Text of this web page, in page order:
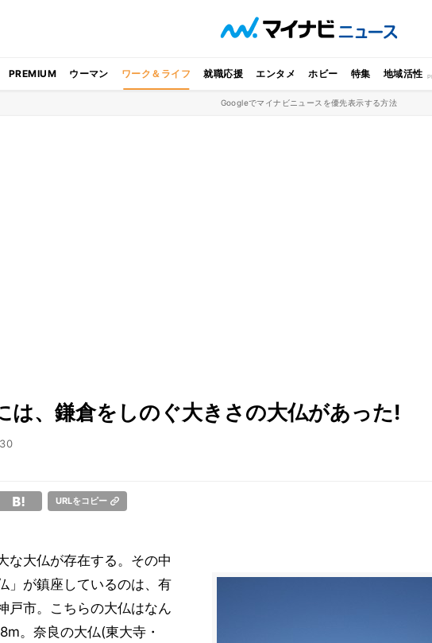
PREMIUM ウーマン ワーク＆ライフ 就職応援 エンタメ ホビー 特集 地域活性
Googleでマイナビニュースを優先表示する方法
は、鎌倉をしのぐ大きさの大仏があった!
URLをコピー
な大仏が存在する。その中
」が鎮座しているのは、有
戸市。こちらの大仏はなん
。奈良の大仏(東大寺・